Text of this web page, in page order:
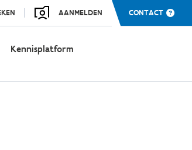
AANMELDEN CONTACT
Kennisplatform